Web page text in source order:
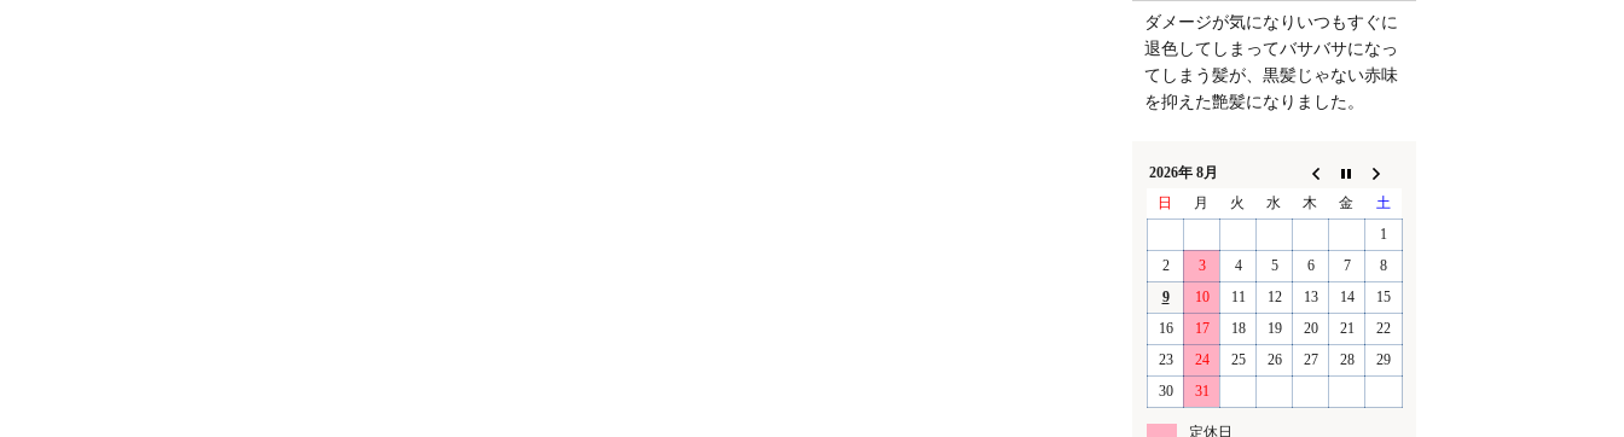
ダメージが気になりいつもすぐに
退色してしまってバサバサになっ
てしまう髪が、黒髪じゃない赤味
を抑えた艶髪になりました。
2026年 8月
日
月 火 水 木 金
土
1
2
3 4 5 6 7
8
9
10 11 12 13 14
15
16
17 18 19 20 21
22
23
24 25 26 27 28
29
30
31
定休日